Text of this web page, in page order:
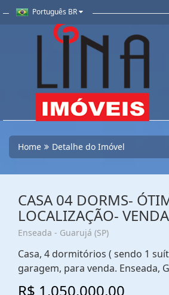
Português BR
Home Detalhe do Imóvel
CASA 04 DORMS-
LOCALIZAÇÃO- VENDA
Enseada - Guarujá (SP)
Casa, 4 dormitórios ( sendo 1
garagem, para venda. Enseada,
R$ 1.050.000,00